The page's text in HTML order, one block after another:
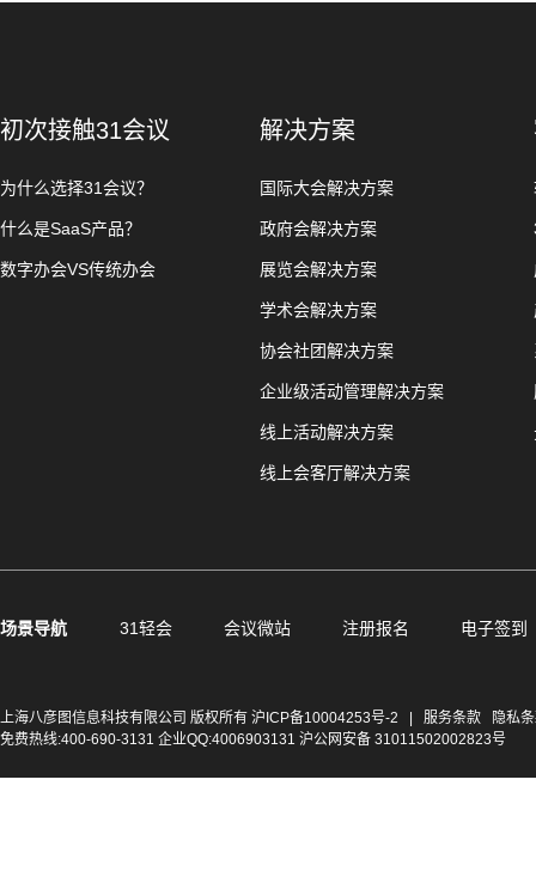
初次接触31会议
为什么选择31会议？
什么是SaaS产品？
数字办会VS传统办会
解决方案
国际大会解决方案
政府会解决方案
展览会解决方案
学术会解决方案
协会社团解决方案
企业级活动管理解决方案
线上活动解决方案
线上会客厅解决方案
场景导航 31轻会 会议微站 注册报名 电子签到
上海八彦图信息科技有限公司 版权所有 沪ICP备10004253号-2 服务条款
隐私
免费热线:400-690-3131 企业QQ:4006903131 沪公网安备 31011502002823号